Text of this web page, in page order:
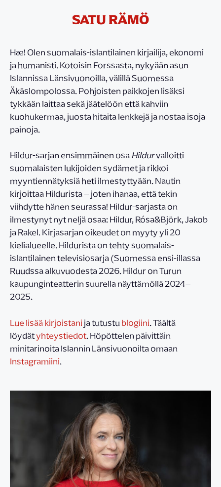
SATU RÄMÖ
Hæ! Olen suomalais-islantilainen kirjailija, ekonomi
ja humanisti. Kotoisin Forssasta, nykyään asun
Islannissa Länsivuonoilla, välillä Suomessa
Äkäslompolossa. Pohjoisten paikkojen lisäksi
tykkään laittaa sekä jäätelöön että kahviin
kuohukermaa, juosta hitaita lenkkejä ja nostaa isoja
painoja.
Hildur-sarjan ensimmäinen osaHildurvalloitti
suomalaisten lukijoiden sydämet ja rikkoi
myyntiennätyksiä heti ilmestyttyään. Nautin
kirjoittaa Hildurista – joten ihanaa, että tekin
viihdytte hänen seurassa! Hildur-sarjasta on
ilmestynyt nyt neljä osaa: Hildur, Rósa&Björk, Jakob
ja Rakel. Kirjasarjan oikeudet on myyty yli 20
kielialueelle. Hildurista on tehty suomalais-
islantilainen televisiosarja (Suomessa ensi-illassa
Ruudssa alkuvuodesta 2026. Hildur on Turun
kaupunginteatterin suurella näyttämöllä 2024–
2025.
Lue lisää kirjoistanija tutustublogiini. Täältä
löydätyhteystiedot. Höpöttelen päivittäin
minitarinoita Islannin Länsivuonoilta omaan
Instagramiini.